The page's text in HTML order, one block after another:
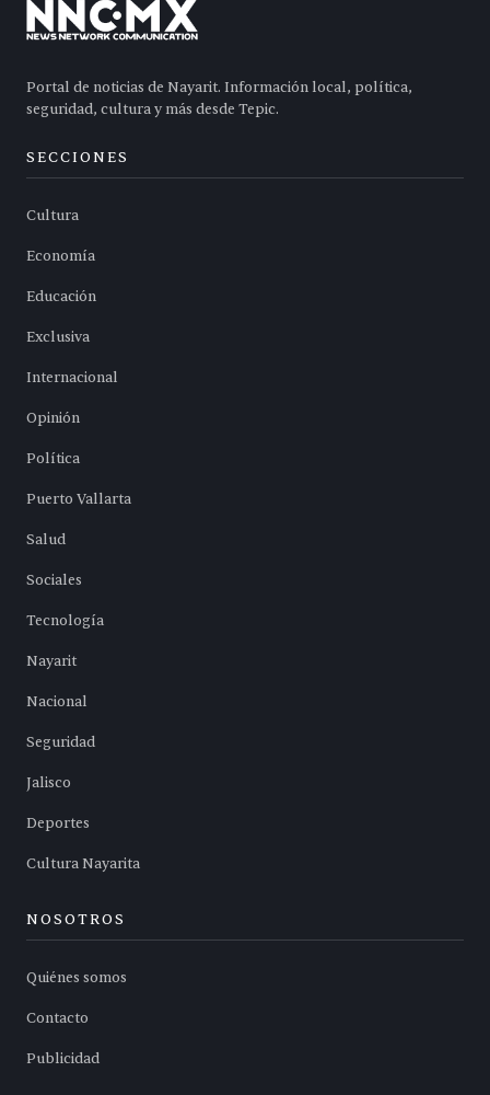
Portal de noticias de Nayarit. Información local, política,
seguridad, cultura y más desde Tepic.
SECCIONES
Cultura
Economía
Educación
Exclusiva
Internacional
Opinión
Política
Puerto Vallarta
Salud
Sociales
Tecnología
Nayarit
Nacional
Seguridad
Jalisco
Deportes
Cultura Nayarita
NOSOTROS
Quiénes somos
Contacto
Publicidad